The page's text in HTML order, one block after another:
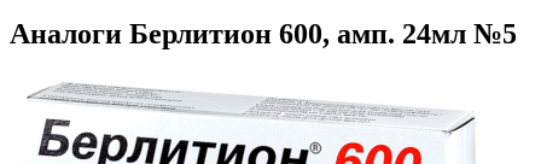
Аналоги Берлитион 600, амп. 24мл №5